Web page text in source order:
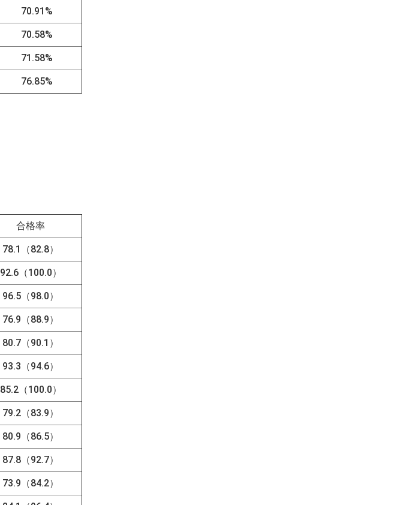
70.91%
70.58%
71.58%
76.85%
合格率
78.1（82.8）
92.6（100.0）
96.5（98.0）
76.9（88.9）
80.7（90.1）
93.3（94.6）
85.2（100.0）
79.2（83.9）
80.9（86.5）
87.8（92.7）
73.9（84.2）